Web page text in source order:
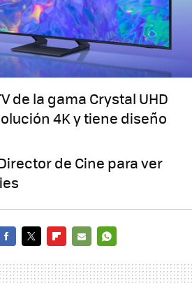
de la gama Crystal UHD
4K y tiene diseño
de Cine para ver
MAIL